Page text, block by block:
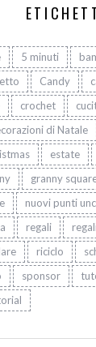
5 minuti
Candy
crochet
di Natale
estate
granny
nuovi punti
regali
riciclo
sponsor